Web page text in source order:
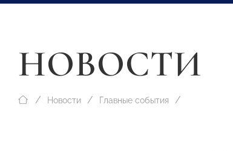
НОВОСТИ
Новости Главные события